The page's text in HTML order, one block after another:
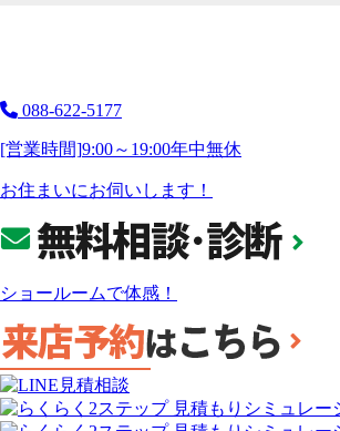
088-622-5177
[営業時間]9:00～19:00年中無休
お住まいにお伺いします！
ショールームで体感！